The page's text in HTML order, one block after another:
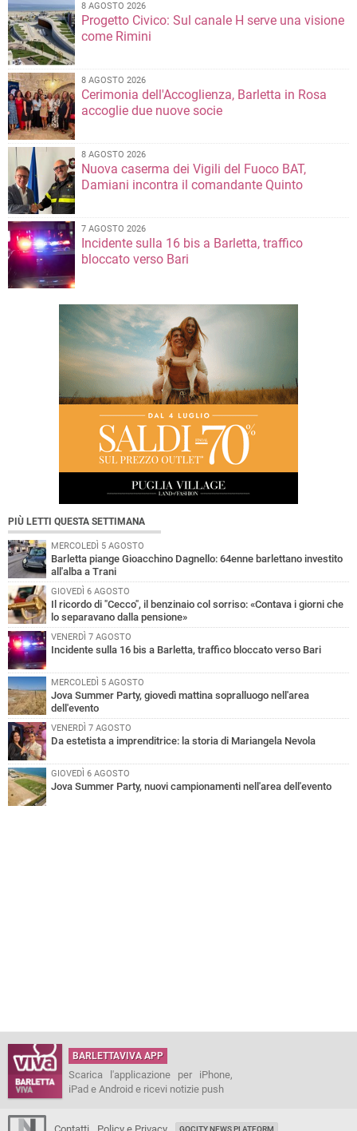
8 AGOSTO 2026
Progetto Civico: Sul canale H serve una visione
come Rimini
8 AGOSTO 2026
Cerimonia dell'Accoglienza, Barletta in Rosa
accoglie due nuove socie
8 AGOSTO 2026
Nuova caserma dei Vigili del Fuoco BAT,
Damiani incontra il comandante Quinto
7 AGOSTO 2026
Incidente sulla 16 bis a Barletta, traffico
bloccato verso Bari
PIÙ LETTI QUESTA SETTIMANA
MERCOLEDÌ 5 AGOSTO
Barletta piange Gioacchino Dagnello: 64enne barlettano investito
all'alba a Trani
GIOVEDÌ 6 AGOSTO
Il ricordo di "Cecco", il benzinaio col sorriso: «Contava i giorni che
lo separavano dalla pensione»
VENERDÌ 7 AGOSTO
Incidente sulla 16 bis a Barletta, traffico bloccato verso Bari
MERCOLEDÌ 5 AGOSTO
Jova Summer Party, giovedì mattina sopralluogo nell'area
dell'evento
VENERDÌ 7 AGOSTO
Da estetista a imprenditrice: la storia di Mariangela Nevola
GIOVEDÌ 6 AGOSTO
Jova Summer Party, nuovi campionamenti nell'area dell'evento
BARLETTAVIVA APP
Scarica l'applicazione per iPhone,
iPad e Android e ricevi notizie push
GOCITY NEWS PLATFORM